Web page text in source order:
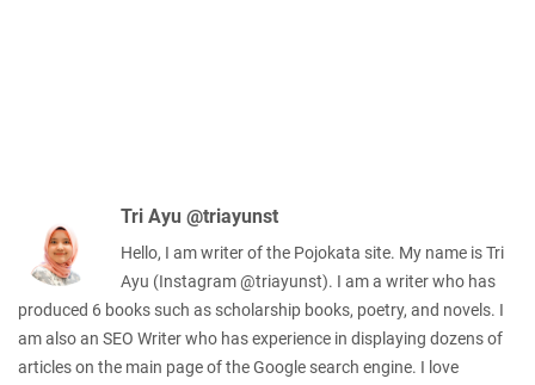
Tri Ayu @triayunst
Hello, I am writer of the Pojokata site. My name is Tri
Ayu (Instagram @triayunst). I am a writer who has
produced 6 books such as scholarship books, poetry, and novels. I
am also an SEO Writer who has experience in displaying dozens of
articles on the main page of the Google search engine. I love